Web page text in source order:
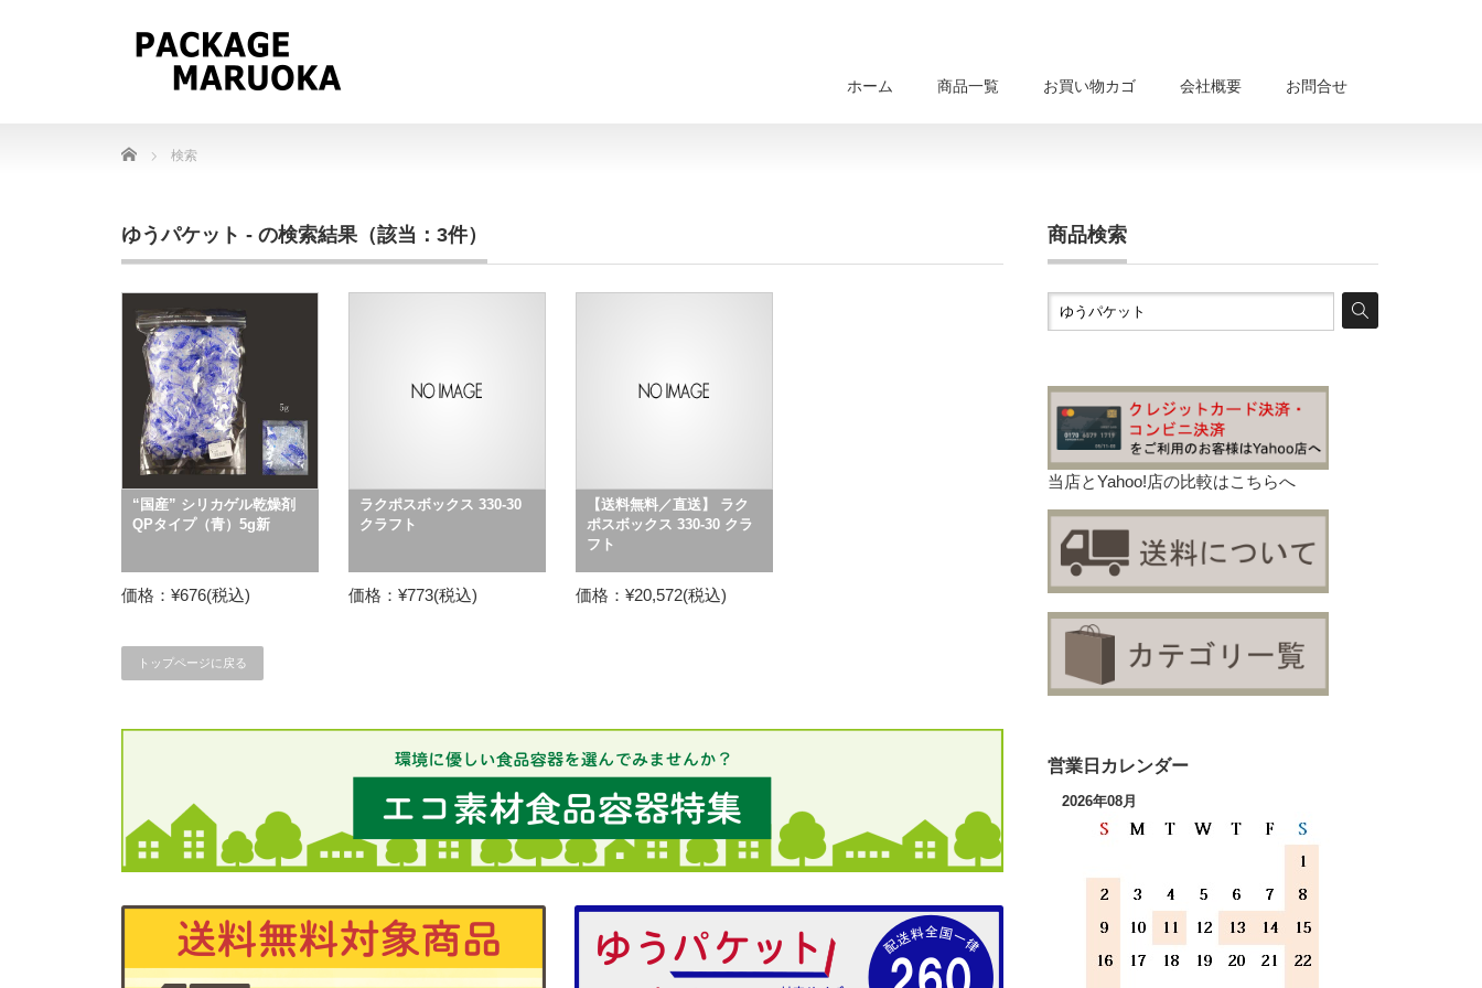
ホーム 商品一覧 お買い物カゴ 会社概要 お問合せ
Home 検索
ゆうパケット - の検索結果（該当：3件）
“国産” シリカゲル乾燥剤
QPタイプ（青）5g新
価格：¥676(税込)
ラクポスボックス 330-30
クラフト
価格：¥773(税込)
【送料無料／直送】 ラク
ポスボックス 330-30 クラ
フト
価格：¥20,572(税込)
トップページに戻る
商品検索
当店とYahoo!店の比較はこちらへ
営業日カレンダー
2026年08月